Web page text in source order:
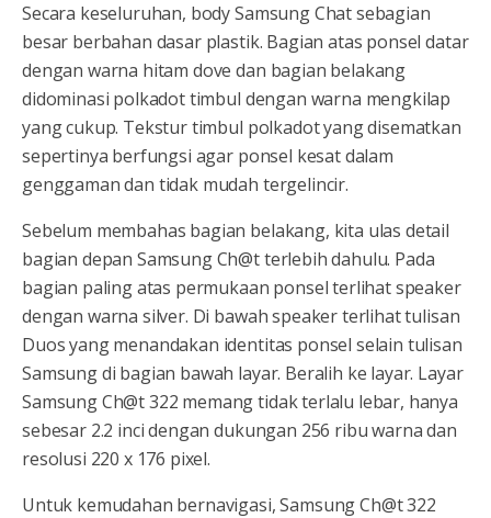
Secara keseluruhan, body Samsung Chat sebagian
besar berbahan dasar plastik. Bagian atas ponsel datar
dengan warna hitam dove dan bagian belakang
didominasi polkadot timbul dengan warna mengkilap
yang cukup. Tekstur timbul polkadot yang disematkan
sepertinya berfungsi agar ponsel kesat dalam
genggaman dan tidak mudah tergelincir.
Sebelum membahas bagian belakang, kita ulas detail
bagian depan Samsung Ch@t terlebih dahulu. Pada
bagian paling atas permukaan ponsel terlihat speaker
dengan warna silver. Di bawah speaker terlihat tulisan
Duos yang menandakan identitas ponsel selain tulisan
Samsung di bagian bawah layar. Beralih ke layar. Layar
Samsung Ch@t 322 memang tidak terlalu lebar, hanya
sebesar 2.2 inci dengan dukungan 256 ribu warna dan
resolusi 220 x 176 pixel.
Untuk kemudahan bernavigasi, Samsung Ch@t 322